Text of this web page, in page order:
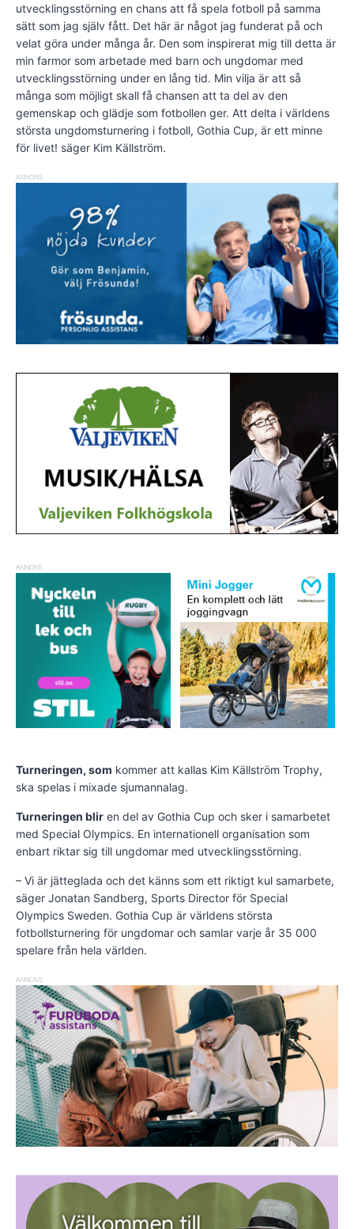
utvecklingsstörning en chans att få spela fotboll på samma
sätt som jag själv fått. Det här är något jag funderat på och
velat göra under många år. Den som inspirerat mig till detta är
min farmor som arbetade med barn och ungdomar med
utvecklingsstörning under en lång tid. Min vilja är att så
många som möjligt skall få chansen att ta del av den
gemenskap och glädje som fotbollen ger. Att delta i världens
största ungdomsturnering i fotboll, Gothia Cup, är ett minne
för livet! säger Kim Källström.
ANNONS
ANNONS
Turneringen, som kommer att kallas Kim Källström Trophy,
ska spelas i mixade sjumannalag.
Turneringen blir en del av Gothia Cup och sker i samarbetet
med Special Olympics. En internationell organisation som
enbart riktar sig till ungdomar med utvecklingsstörning.
– Vi är jätteglada och det känns som ett riktigt kul samarbete,
säger Jonatan Sandberg, Sports Director för Special
Olympics Sweden. Gothia Cup är världens största
fotbollsturnering för ungdomar och samlar varje år 35 000
spelare från hela världen.
ANNONS